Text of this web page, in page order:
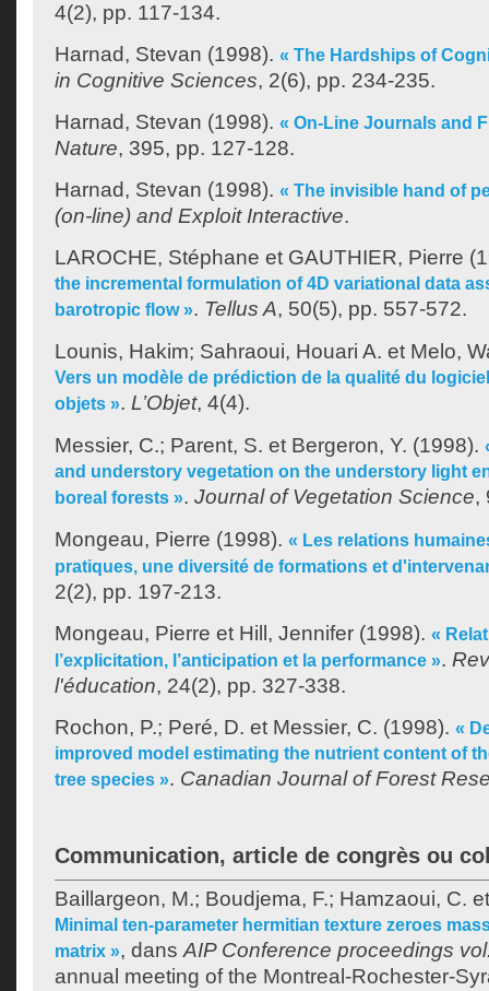
4(2), pp. 117-134.
Harnad, Stevan (1998). « The Hardships of
in Cognitive Sciences, 2(6), pp. 234-235.
Harnad, Stevan (1998). « On-Line Journals and
Nature, 395, pp. 127-128.
Harnad, Stevan (1998). « The invisible hand of
(on-line) and Exploit Interactive.
LAROCHE, Stéphane et GAUTHIER, Pierre
the incremental formulation of 4D variational data
barotropic flow ». Tellus A, 50(5), pp. 557-572.
Lounis, Hakim; Sahraoui, Houari A. et Melo,
Vers un modèle de prédiction de la qualité du
objets ». L’Objet, 4(4).
Messier, C.; Parent, S. et Bergeron, Y. (1998).
and understory vegetation on the understory light
boreal forests ». Journal of Vegetation Science,
Mongeau, Pierre (1998). « Les relations
pratiques, une diversité de formations et
2(2), pp. 197-213.
Mongeau, Pierre et Hill, Jennifer (1998). «
l’explicitation, l’anticipation et la performance ».
l'éducation, 24(2), pp. 327-338.
Rochon, P.; Peré, D. et Messier, C. (1998). «
improved model estimating the nutrient content of
tree species ». Canadian Journal of Forest
Communication, article de congrès ou
Baillargeon, M.; Boudjema, F.; Hamzaoui, C.
Minimal ten-parameter hermitian texture zeroes
matrix », dans AIP Conference proceedings
annual meeting of the Montreal-Rochester-